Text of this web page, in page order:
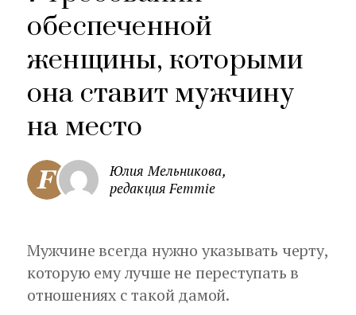
обеспеченной
женщины, которыми
она ставит мужчину
на место
Юлия Мельникова,
редакция Femmie
Мужчине всегда нужно указывать черту,
которую ему лучше не переступать в
отношениях с такой дамой.